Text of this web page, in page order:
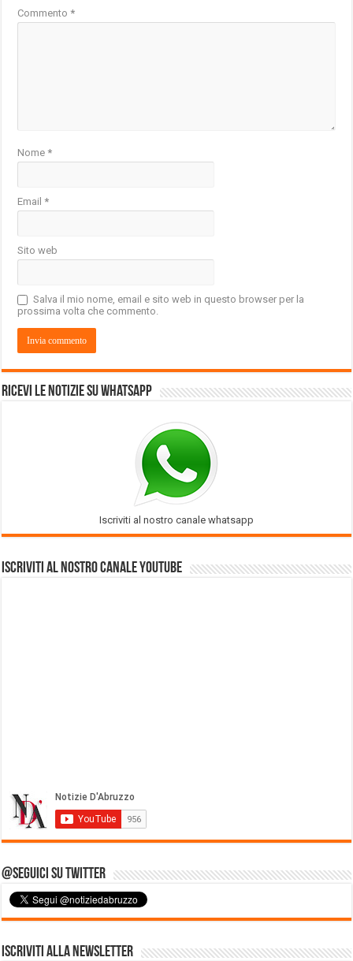
Commento*
Nome*
Email*
Sito web
Salva il mio nome, email e sito web in questo browser per la
prossima volta che commento.
Ricevi le notizie su Whatsapp
Iscriviti al nostro canale whatsapp
Iscriviti al nostro Canale Youtube
@Seguici su Twitter
Iscriviti alla Newsletter